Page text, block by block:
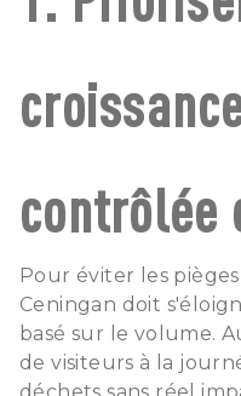
Pour éviter les
Ceningan doit
basé sur le volume.
de visiteurs à la